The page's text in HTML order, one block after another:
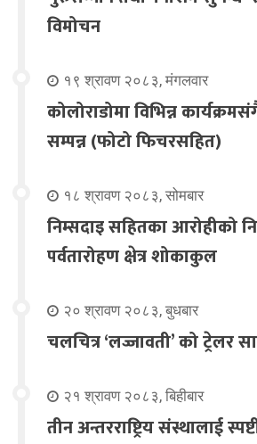
विमोचन
१९ श्रावण २०८३, मंगलवार
कोलोराडोमा विभिन्न
सम्पन्न (फोटो फिचरसहित)
१८ श्रावण २०८३, सोमबार
निम्सदाइ सहितका आरोहीको
पर्वतारोहण क्षेत्र शोकाकुल
२० श्रावण २०८३, बुधबार
चलचित्र ‘लज्जावती’ को ट्रेलर
२१ श्रावण २०८३, बिहीबार
तीन अन्तरराष्ट्रिय संस्थालाई